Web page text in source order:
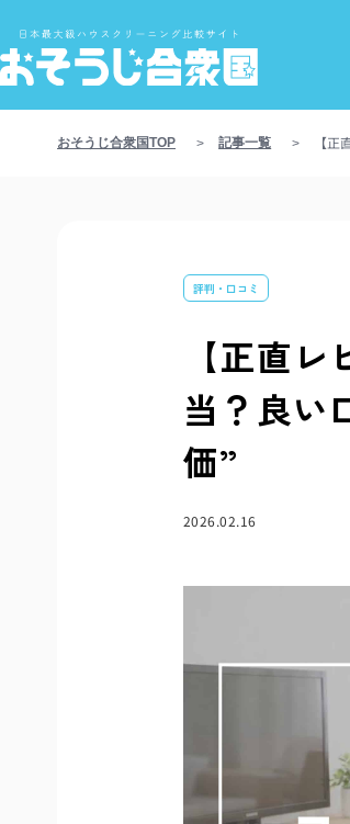
おそうじ合衆国TOP > 記事一覧 > 【
評判・口コミ
【正直
当？良い
価”
2026.02.16